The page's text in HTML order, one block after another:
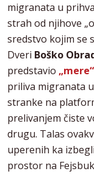
migranata u
strah od njihove
sredstvo kojim se
Dveri Boško
predstavio „mere“
priliva migranata
stranke na
prelivanjem čiste
drugu. Talas
uperenih ka
prostor na